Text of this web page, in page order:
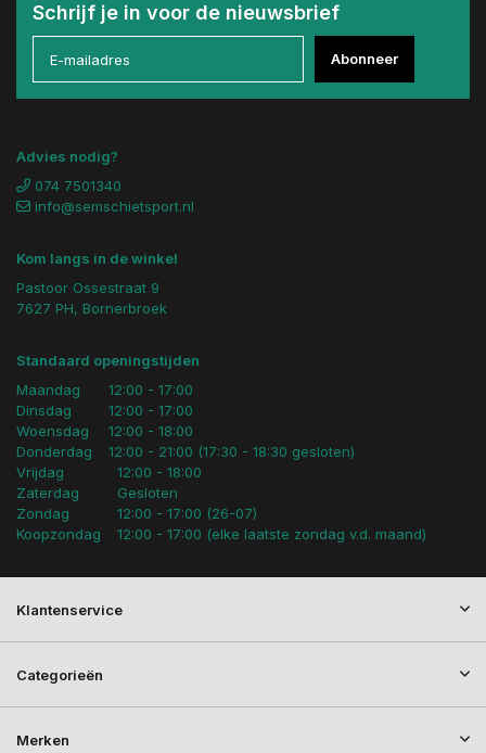
Schrijf je in voor de nieuwsbrief
Abonneer
Advies nodig?
074 7501340
info@semschietsport.nl
Kom langs in de winkel
Pastoor Ossestraat 9
7627 PH, Bornerbroek
Standaard openingstijden
Maandag
Dinsdag
Woensdag
Donderdag
12:00 - 17:00
12:00 - 17:00
12:00 - 18:00
12:00 - 21:00 (17:30 - 18:30 gesloten)
Vrijdag
Zaterdag
Zondag
Koopzondag
12:00 - 18:00
Gesloten
12:00 - 17:00 (26-07)
12:00 - 17:00 (elke laatste zondag v.d. maand)
Klantenservice
Categorieën
Merken